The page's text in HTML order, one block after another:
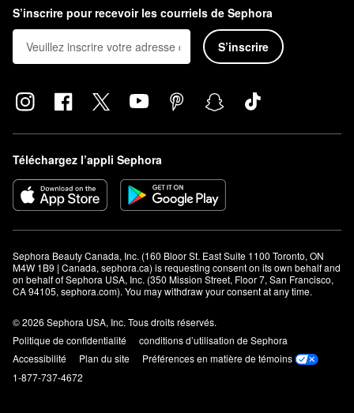
S’inscrire pour recevoir les courriels de Sephora
S’inscrire
Téléchargez l’appli Sephora
Sephora Beauty Canada, Inc. (160 Bloor St. East Suite 1100 Toronto, ON
M4W 1B9 | Canada, sephora.ca) is requesting consent on its own behalf and
on behalf of Sephora USA, Inc. (350 Mission Street, Floor 7, San Francisco,
CA 94105, sephora.com). You may withdraw your consent at any time.
© 2026 Sephora USA, Inc. Tous droits réservés.
Politique de confidentialité
conditions d’utilisation de Sephora
Accessibilité
Plan du site
Préférences en matière de témoins
1-877-737-4672